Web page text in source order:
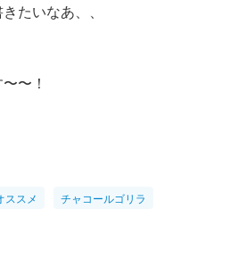
たいなあ、、
〜！
ススメ チャコールゴリラ